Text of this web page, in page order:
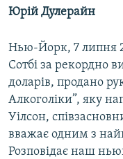
СПОРТ
УКРАЇНА
СВІТ
ТИ ЯК?
СХЕМИ
КИТАЙ.ВИКЛИКИ
МУЛЬТИМЕДІА
ФОТО
СПЕЦПРОЄКТИ
Юрій Дулерайн
Нью-Йорк, 7 липня
Сотбі за рекордно
доларів, продано
Алкоголіки”, яку
Уілсон,
вважає одним з
Розповідає наш